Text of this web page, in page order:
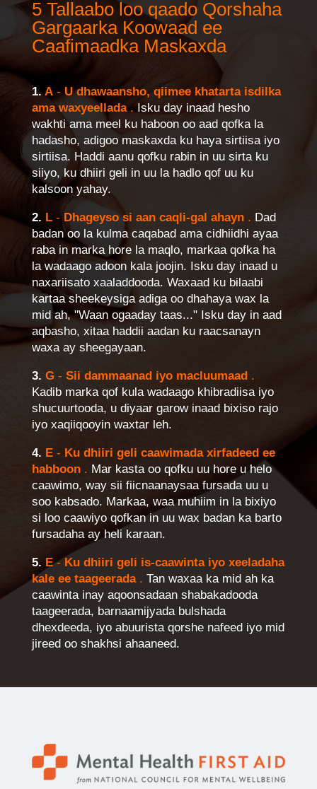
5 Tallaabo loo qaado Qorshaha
Gargaarka Koowaad ee
Caafimaadka Maskaxda
1.A- U dhawaansho, qiimee khatarta isdilka
ama waxyeellada. Isku day inaad hesho
wakhti ama meel ku haboon oo aad qofka la
hadasho, adigoo maskaxda ku haya sirtiisa iyo
sirtiisa. Haddi aanu qofku rabin in uu sirta ku
siiyo, ku dhiiri geli in uu la hadlo qof uu ku
kalsoon yahay.
2. L- Dhageyso si aan caqli-gal ahayn. Dad
badan oo la kulma caqabad ama cidhiidhi ayaa
raba in marka hore la maqlo, markaa qofka ha
la wadaago adoon kala joojin. Isku day inaad u
naxariisato xaaladdooda. Waxaad ku bilaabi
kartaa sheekeysiga adiga oo dhahaya wax la
mid ah, "Waan ogaaday taas..." Isku day in aad
aqbasho, xitaa haddii aadan ku raacsanayn
waxa ay sheegayaan.
3. G- Sii dammaanad iyo macluumaad .
Kadib marka qof kula wadaago khibradiisa iyo
shucuurtooda, u diyaar garow inaad bixiso rajo
iyo xaqiiqooyin waxtar leh.
4. E- Ku dhiiri geli caawimada xirfadeed ee
habboon. Mar kasta oo qofku uu hore u helo
caawimo, way sii fiicnaanaysaa fursada uu u
soo kabsado. Markaa, waa muhiim in la bixiyo
si loo caawiyo qofkan in uu wax badan ka barto
fursadaha ay heli karaan.
5. E- Ku dhiiri geli is-caawinta iyo xeeladaha
kale ee taageerada. Tan waxaa ka mid ah ka
caawinta inay aqoonsadaan shabakadooda
taageerada, barnaamijyada bulshada
dhexdeeda, iyo abuurista qorshe nafeed iyo mid
jireed oo shakhsi ahaaneed.